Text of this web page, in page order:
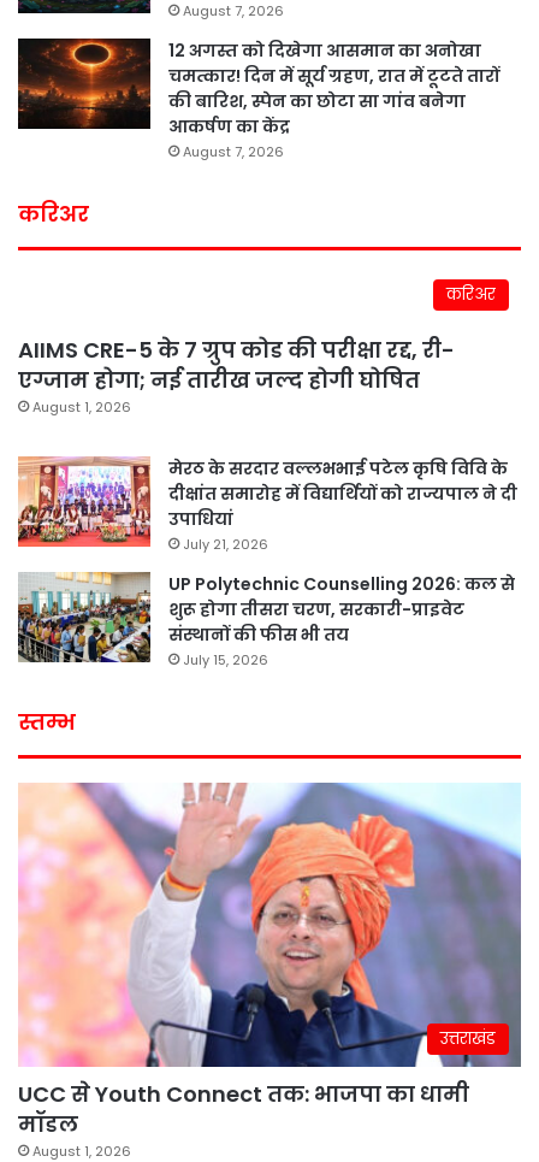
August 7, 2026
12 अगस्त को दिखेगा आसमान का अनोखा
चमत्कार! दिन में सूर्य ग्रहण, रात में टूटते तारों
की बारिश, स्पेन का छोटा सा गांव बनेगा
आकर्षण का केंद्र
August 7, 2026
करिअर
करिअर
AIIMS CRE-5 के 7 ग्रुप कोड की परीक्षा रद्द, री-
एग्जाम होगा; नई तारीख जल्द होगी घोषित
August 1, 2026
मेरठ के सरदार वल्लभभाई पटेल कृषि विवि के
दीक्षांत समारोह में विद्यार्थियों को राज्यपाल ने दी
उपाधियां
July 21, 2026
UP Polytechnic Counselling 2026: कल से
शुरू होगा तीसरा चरण, सरकारी-प्राइवेट
संस्थानों की फीस भी तय
July 15, 2026
स्तम्भ
उत्तराखंड
UCC से Youth Connect तक: भाजपा का धामी
मॉडल
August 1, 2026